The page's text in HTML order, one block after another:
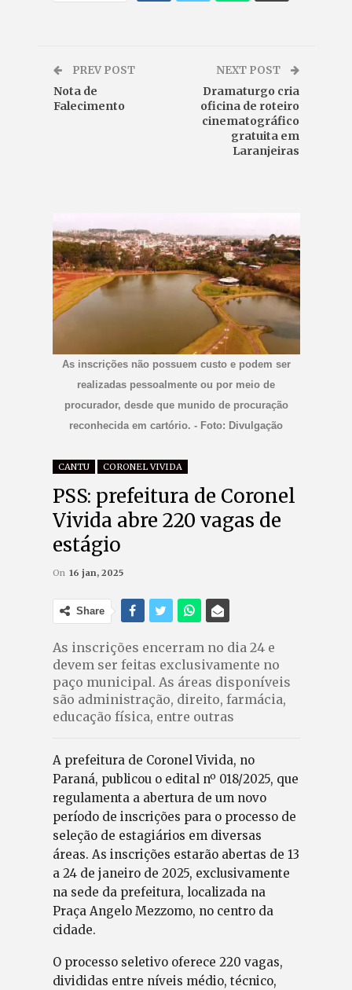
PREV POST
Nota de
Falecimento
NEXT POST
Dramaturgo cria
oficina de roteiro
cinematográfico
gratuita em
Laranjeiras
As inscrições não possuem custo e podem ser
realizadas pessoalmente ou por meio de
procurador, desde que munido de procuração
reconhecida em cartório. - Foto: Divulgação
CANTU CORONEL VIVIDA
PSS: prefeitura de Coronel
Vivida abre 220 vagas de
estágio
On 16 jan, 2025
Share
As inscrições encerram no dia 24 e
devem ser feitas exclusivamente no
paço municipal. As áreas disponíveis
são administração, direito, farmácia,
educação física, entre outras
A prefeitura de Coronel Vivida, no
Paraná, publicou o edital nº 018/2025, que
regulamenta a abertura de um novo
período de inscrições para o processo de
seleção de estagiários em diversas
áreas. As inscrições estarão abertas de 13
a 24 de janeiro de 2025, exclusivamente
na sede da prefeitura, localizada na
Praça Angelo Mezzomo, no centro da
cidade.
O processo seletivo oferece 220 vagas,
divididas entre níveis médio, técnico,